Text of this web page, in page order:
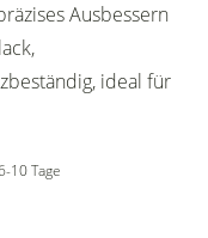
Ausbessern
ideal für
10 Tage